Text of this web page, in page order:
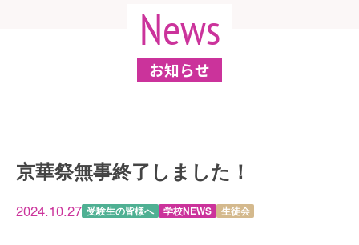
News
お知らせ
京華祭無事終了しました！
2024.10.27 受験生の皆様へ 学校NEWS 生徒会